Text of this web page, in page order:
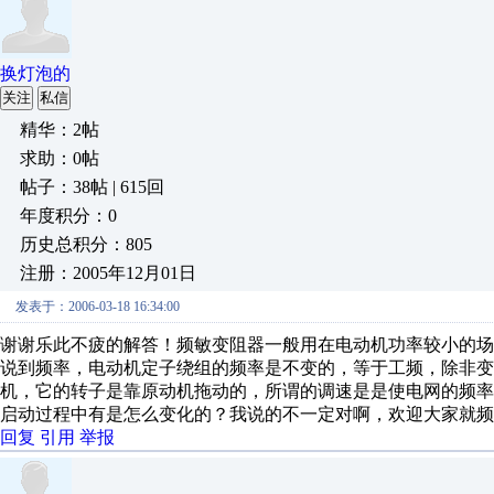
换灯泡的
关注 私信
精华：2帖
求助：0帖
帖子：38帖 | 615回
年度积分：0
历史总积分：805
注册：2005年12月01日
发表于：2006-03-18 16:34:00
谢谢乐此不疲的解答！频敏变阻器一般用在电动机功率较小的
说到频率，电动机定子绕组的频率是不变的，等于工频，除非
机，它的转子是靠原动机拖动的，所谓的调速是是使电网的频
启动过程中有是怎么变化的？我说的不一定对啊，欢迎大家就
回复 引用 举报